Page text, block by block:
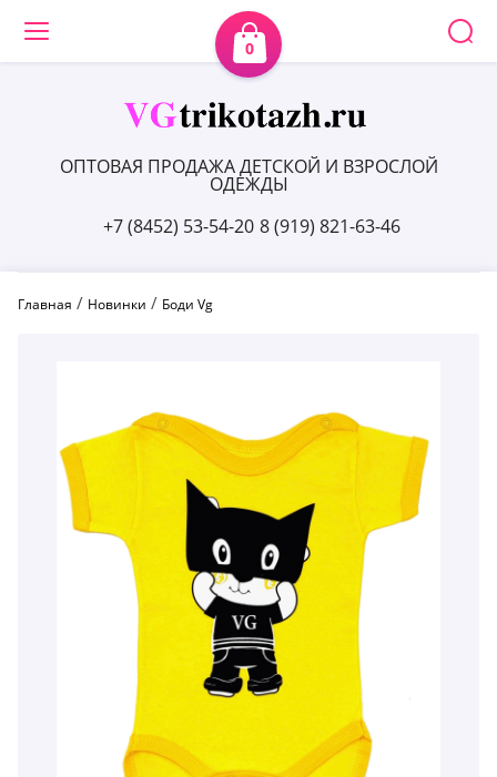
0
+7 (8452) 53-54-20 8 (919) 821-63-46
ОПТОВАЯ ПРОДАЖА ДЕТСКОЙ И ВЗРОСЛОЙ
ОДЕЖДЫ
Главная / Новинки / Боди Vg